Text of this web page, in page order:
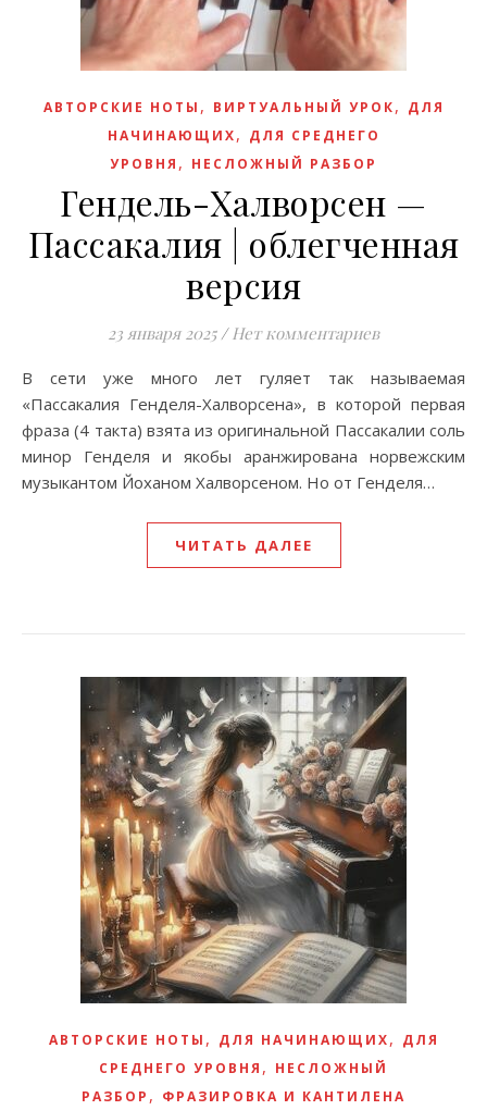
АВТОРСКИЕ НОТЫ , ВИРТУАЛЬНЫЙ УРОК, ДЛЯ
НАЧИНАЮЩИХ, ДЛЯ СРЕДНЕГО
УРОВНЯ , НЕСЛОЖНЫЙ РАЗБОР
Гендель-Халворсен —
Пассакалия | облегченная
версия
23 января 2025 / Нет комментариев
В сети уже много лет гуляет так называемая
«Пассакалия Генделя-Халворсена», в которой первая
фраза (4 такта) взята из оригинальной Пассакалии соль
минор Генделя и якобы аранжирована норвежским
музыкантом Йоханом Халворсеном. Но от Генделя…
ЧИТАТЬ ДАЛЕЕ
АВТОРСКИЕ НОТЫ , ДЛЯ НАЧИНАЮЩИХ, ДЛЯ
СРЕДНЕГО УРОВНЯ , НЕСЛОЖНЫЙ
РАЗБОР , ФРАЗИРОВКА И КАНТИЛЕНА